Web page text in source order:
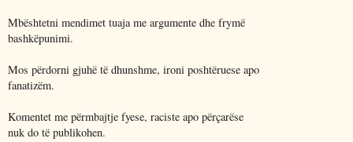
Mbështetni mendimet tuaja me argumente dhe frymë
bashkëpunimi.
Mos përdorni gjuhë të dhunshme, ironi poshtëruese apo
fanatizëm.
Komentet me përmbajtje fyese, raciste apo përçarëse
nuk do të publikohen.